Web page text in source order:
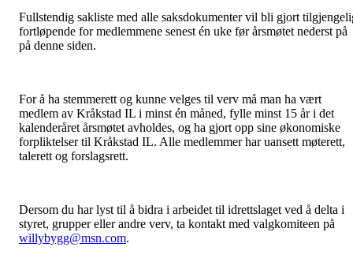
Fullstendig sakliste med alle saksdokumenter vil bli gjort
fortløpende for medlemmene senest én uke før årsmøtet nederst på
på denne siden.
For å ha stemmerett og kunne velges til verv må man ha vært
medlem av Kråkstad IL i minst én måned, fylle minst 15 år i det
kalenderåret årsmøtet avholdes, og ha gjort opp sine økonomiske
forpliktelser til Kråkstad IL. Alle medlemmer har uansett møterett,
talerett og forslagsrett.
Dersom du har lyst til å bidra i arbeidet til idrettslaget ved å delta i
styret, grupper eller andre verv, ta kontakt med valgkomiteen på
willybygg@msn.com.